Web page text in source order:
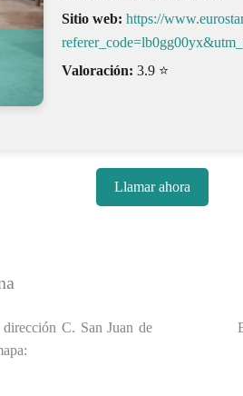
Sitio web: https://
Valoración: 3.9 ⭐
Llamar ahora
C. San Juan de